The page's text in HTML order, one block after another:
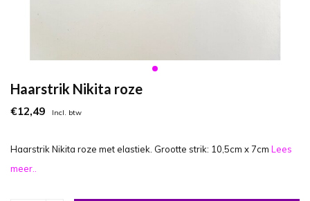
Haarstrik Nikita roze
€12,49 Incl. btw
Haarstrik Nikita roze met elastiek. Grootte strik: 10,5cm x 7cm Lees
meer..